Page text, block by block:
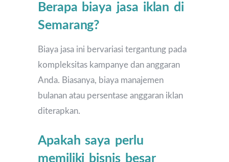
Berapa biaya jasa iklan di
Semarang?
Biaya jasa ini bervariasi tergantung pada
kompleksitas kampanye dan anggaran
Anda. Biasanya, biaya manajemen
bulanan atau persentase anggaran iklan
diterapkan.
Apakah saya perlu
memiliki bisnis besar